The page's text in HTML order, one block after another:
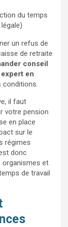
du temps
un refus de
de retraite
conseil
en
conditions.
il faut
votre pension
en place
sur le
régimes
donc
organismes et
de travail